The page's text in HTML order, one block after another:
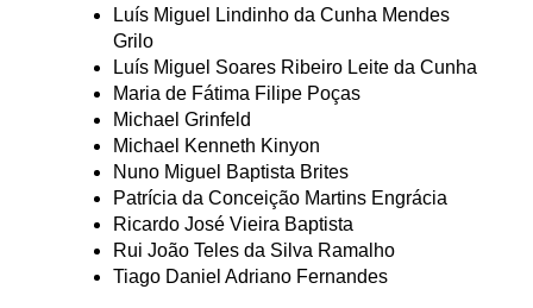
Luís Miguel Lindinho da Cunha Mendes
Grilo
Luís Miguel Soares Ribeiro Leite da Cunha
Maria de Fátima Filipe Poças
Michael Grinfeld
Michael Kenneth Kinyon
Nuno Miguel Baptista Brites
Patrícia da Conceição Martins Engrácia
Ricardo José Vieira Baptista
Rui João Teles da Silva Ramalho
Tiago Daniel Adriano Fernandes